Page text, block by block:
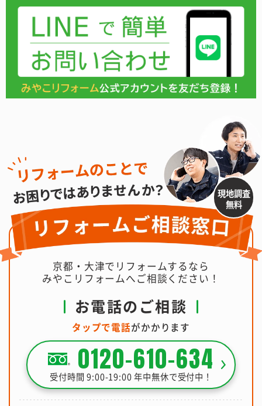
現地調査
無料
京都・大津でリフォームするなら
みやこリフォームへご相談ください！
お電話のご相談
タップで電話がかかります
0120-610-634
受付時間 9:00-19:00 年中無休で受付中！